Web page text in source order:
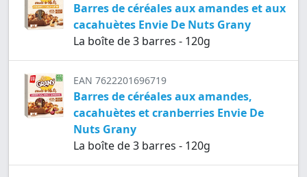
Barres de céréales aux amandes et aux
cacahuètes Envie De Nuts Grany
La boîte de 3 barres - 120g
EAN 7622201696719
Barres de céréales aux amandes,
cacahuètes et cranberries Envie De
Nuts Grany
La boîte de 3 barres - 120g